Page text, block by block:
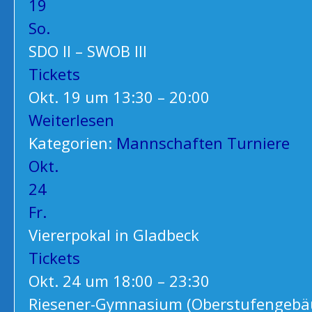
19
So.
SDO II – SWOB III
Tickets
Okt. 19 um 13:30 – 20:00
Weiterlesen
Kategorien: Mannschaften Turniere
Okt.
24
Fr.
Viererpokal in Gladbeck
Tickets
Okt. 24 um 18:00 – 23:30
Riesener-Gymnasium